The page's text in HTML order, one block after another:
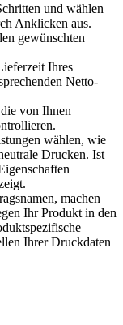
und wählen
Anklicken aus.
gewünschten
Ihres
Netto-
von Ihnen
wählen, wie
Drucken. Ist
machen
Ihr Produkt in den
Ihrer Druckdaten